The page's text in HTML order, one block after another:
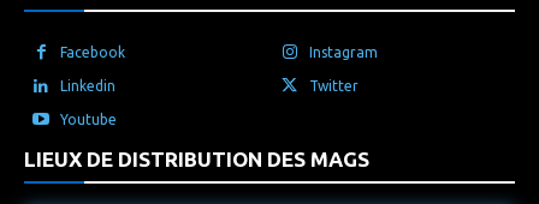
Facebook Instagram
Linkedin Twitter
Youtube
LIEUX DE DISTRIBUTION DES MAGS